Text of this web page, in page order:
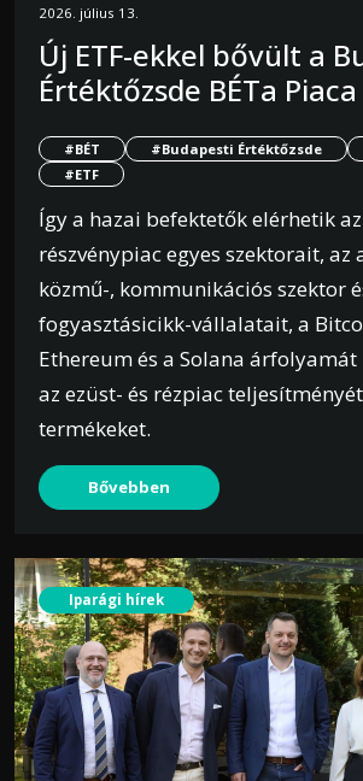
2026. július 13.
Új ETF-ekkel bővült a
Értéktőzsde BÉTa Piaca
#BÉT #Budapesti Értéktőzsde
#ETF
Így a hazai befektetők elérhetik
részvénypiac egyes szektorait, az
közmű-, kommunikációs szektor
fogyasztásicikk-vállalatait, a
Ethereum és a Solana
az ezüst- és rézpiac
termékeket.
Bővebben
Iparági hírek